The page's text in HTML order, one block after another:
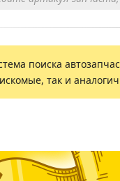
поиска
так и